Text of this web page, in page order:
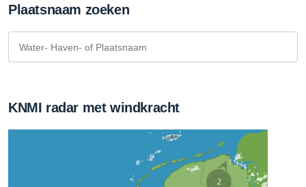
Plaatsnaam zoeken
KNMI radar met windkracht